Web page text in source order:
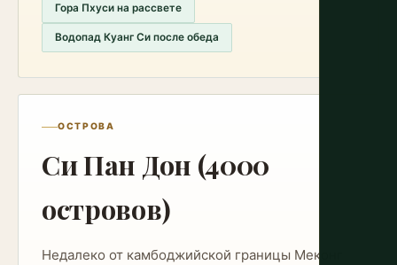
Гора Пхуси на рассвете
Водопад Куанг Си после обеда
ОСТРОВА
Си Пан Дон (4000
островов)
Недалеко от камбоджийской границы Меконг